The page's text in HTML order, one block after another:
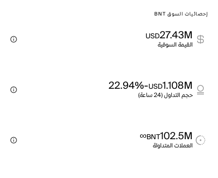
إحصائيات السوق BNT
27.43M
USD
القيمة السوقية
1.108M
USD
-22.94%
حجم التداول (24 ساعة)
102.5M
BNT
∞
العملات المتداولة